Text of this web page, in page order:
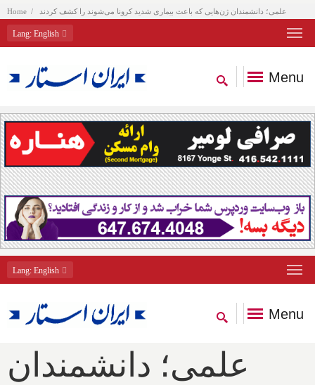
Home علمی؛ دانشمندان ژن‌هایی که باعث بیماری شدید کرونا می‌شوند را کشف کردند
Lang: English
Menu
Lang: English
Menu
علمی؛ دانشمندان